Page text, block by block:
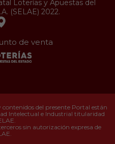
Loterías y Apuestas del
(SELAE) 2022.
de venta
contenidos del presente Portal están
Intelectual e Industrial titularidad
sin autorización expresa de